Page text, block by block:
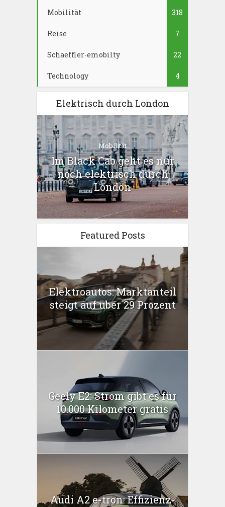
Mobilität 318
Reise 7
Schaeffler-emobilty 22
Technology 4
Elektrisch durch London
Mobilität
Im Black Cab geht es nur
noch elektrisch durch
London
Featured Posts
Elektroautos: Marktanteil
steigt auf über 29 Prozent
Geely E2: Strom gibt es für
10.000 Kilometer gratis
Audi A2 e-tron: Effizienz-